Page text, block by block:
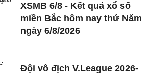
XSMB 6/8 - Kết quả xổ số
miền Bắc hôm nay thứ Năm
ngày 6/8/2026
Đội vô địch V.League 2026-